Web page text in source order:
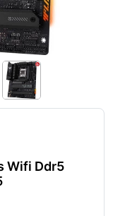
Wifi Ddr5